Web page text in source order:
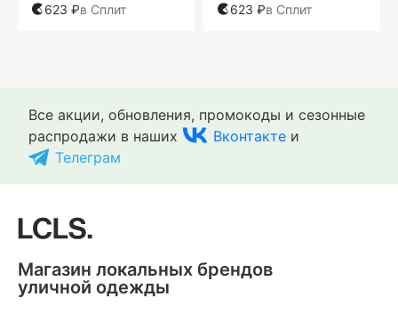
623 ₽в Сплит
623 ₽в Сплит
Все акции, обновления, промокоды и сезонные
распродажи в наших
Вконтакте и
Телеграм
Магазин локальных брендов
уличной одежды